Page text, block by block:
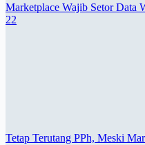
Marketplace Wajib Setor Data
22
Tetap Terutang PPh, Meski